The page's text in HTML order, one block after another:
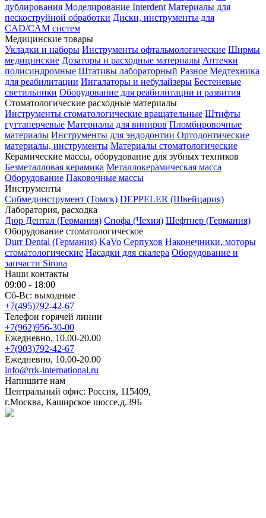
дублирования Моделирование Interdent Материалы для
пескоструйной обработки Диски, инструменты для
CAD/CAM систем
Медицинские товары
Укладки и наборы Инструменты офтальмологические Ширмы
медицинские Дозаторы и расходные материалы Аптечки
полисиндромные Штативы лабораторный Разное Медтехника
для реабилитации Ингалаторы и небулайзеры Бестеневые
светильники Оборудование для реабилитации и развития
Стоматологические расходные материалы
Инструменты стоматологические вращательные Штифты
гуттаперчевые Материалы для виниров Пломбировочные
материалы Инструменты для эндодонтии Ортодонтические
материалы, инструменты Материалы стоматологические
Керамические массы, оборудование для зубных техников
Безметалловая керамика Металлокерамическая масса
Оборудование Паковочные массы
Инструменты
Cибмединструмент (Томск) DEPPELER (Швейцария)
Лаборатория, расходка
Дюр Дентал (Германия) Спофа (Чехия) Шефтнер (Германия)
Оборудование стоматологическое
Durr Dental (Германия) KaVo Серпухов Наконечники, моторы
стоматологические Насадки для скалера Оборудование и
запчасти Sirona
Наши контакты
09:00 - 18:00
Сб-Вс: выходные
+7(495)792-42-67
Телефон горячей линии
+7(962)956-30-00
Ежедневно, 10.00-20.00
+7(903)792-42-67
Ежедневно, 10.00-20.00
info@rrk-international.ru
Напишите нам
Центральный офис: Россия, 115409,
г.Москва, Каширское шоссе,д.39Б